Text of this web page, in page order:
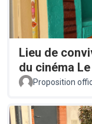
Lieu de
du cinéma
Proposition